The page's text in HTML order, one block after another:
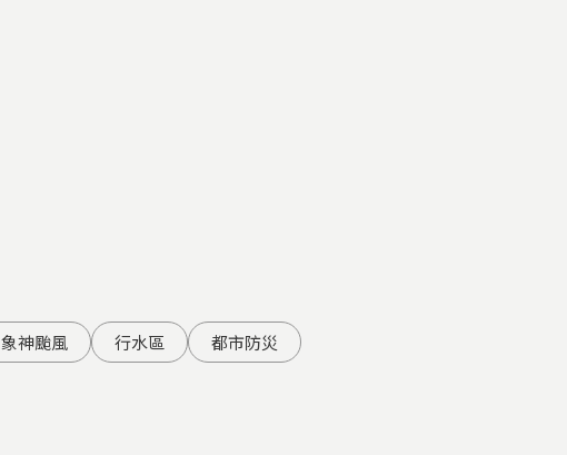
象神颱風 行水區 都市防災